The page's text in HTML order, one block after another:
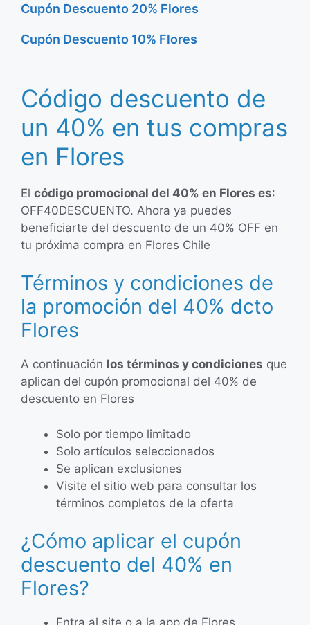
Cupón Descuento 20% Flores
Cupón Descuento 10% Flores
Código descuento de
un 40% en tus compras
en Flores
El código promocional del 40% en Flores es:
OFF40DESCUENTO. Ahora ya puedes
beneficiarte del descuento de un 40% OFF en
tu próxima compra en Flores Chile
Términos y condiciones de
la promoción del 40% dcto
Flores
A continuación los términos y condiciones que
aplican del cupón promocional del 40% de
descuento en Flores
Solo por tiempo limitado
Solo artículos seleccionados
Se aplican exclusiones
Visite el sitio web para consultar los
términos completos de la oferta
¿Cómo aplicar el cupón
descuento del 40% en
Flores?
Entra al site o a la app de Flores